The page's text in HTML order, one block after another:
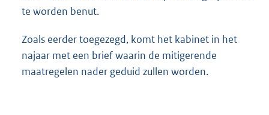
te worden benut.
Zoals eerder toegezegd, komt het kabinet in het
najaar met een brief waarin de mitigerende
maatregelen nader geduid zullen worden.